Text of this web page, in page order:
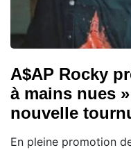
A$AP Rocky
à mains nues
nouvelle
En pleine promotion